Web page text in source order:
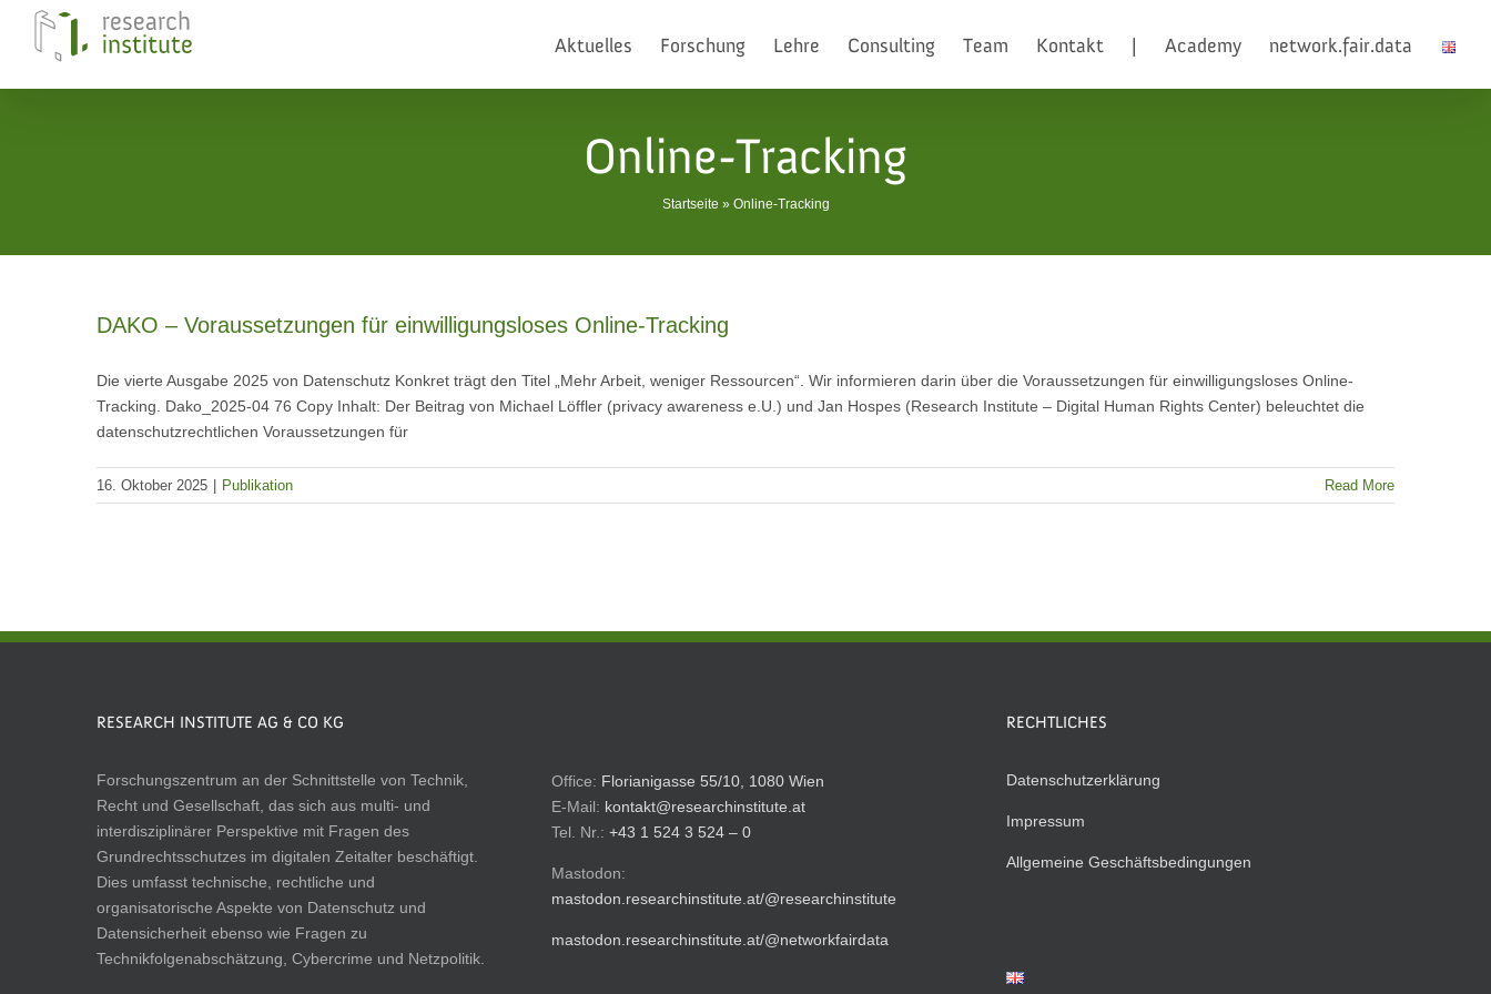
Aktuelles Forschung Lehre Consulting Team Kontakt Academy network.fair.data
Online-Tracking
Startseite » Online-Tracking
DAKO – Voraussetzungen für einwilligungsloses Online-Tracking
Die vierte Ausgabe 2025 von Datenschutz Konkret trägt den Titel „Mehr Arbeit, weniger Ressourcen“. Wir informieren darin über die Voraussetzungen für einwilligungsloses Online-
Tracking. Dako_2025-04 76 Copy Inhalt: Der Beitrag von Michael Löffler (privacy awareness e.U.) und Jan Hospes (Research Institute – Digital Human Rights Center) beleuchtet die
datenschutzrechtlichen Voraussetzungen für
16. Oktober 2025 Publikation Read More
RESEARCH INSTITUTE AG & CO KG
Forschungszentrum an der Schnittstelle von Technik,
Recht und Gesellschaft, das sich aus multi- und
interdisziplinärer Perspektive mit Fragen des
Grundrechtsschutzes im digitalen Zeitalter beschäftigt.
Dies umfasst technische, rechtliche und
organisatorische Aspekte von Datenschutz und
Datensicherheit ebenso wie Fragen zu
Technikfolgenabschätzung, Cybercrime und Netzpolitik.
Office: Florianigasse 55/10, 1080 Wien
E-Mail: kontakt@researchinstitute.at
Tel. Nr.: +43 1 524 3 524 – 0
Mastodon:
mastodon.researchinstitute.at/@researchinstitute
mastodon.researchinstitute.at/@networkfairdata
RECHTLICHES
Datenschutzerklärung
Impressum
Allgemeine Geschäftsbedingungen